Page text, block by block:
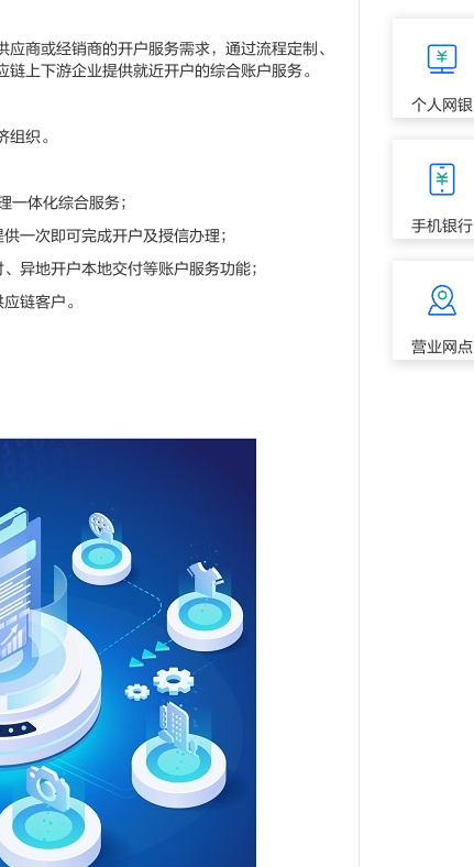
或经销商的开户服务需求，通过流程定制、
上下游企业提供就近开户的综合账户服务。
织。
体化综合服务；
次即可完成开户及授信办理；
地开户本地交付等账户服务功能；
链客户。
个人网银
手机银行
营业网点